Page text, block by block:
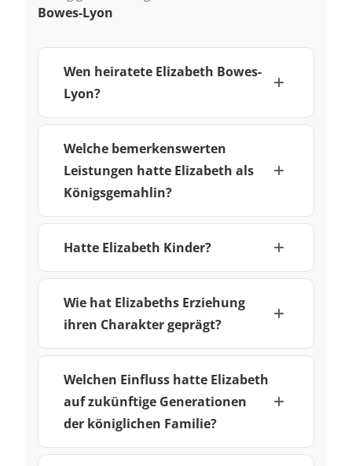
Bowes-Lyon
Wen heiratete Elizabeth Bowes-
Lyon?
Welche bemerkenswerten
Leistungen hatte Elizabeth als
Königsgemahlin?
Hatte Elizabeth Kinder?
Wie hat Elizabeths Erziehung
ihren Charakter geprägt?
Welchen Einfluss hatte Elizabeth
auf zukünftige Generationen
der königlichen Familie?